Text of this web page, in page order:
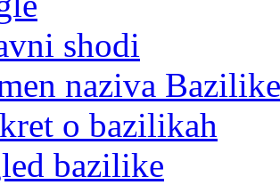
shodi
naziva Bazilike
o bazilikah
bazilike